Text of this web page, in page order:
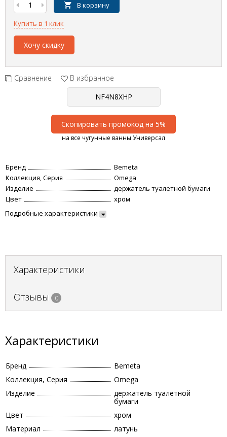
В корзину
Купить в 1 клик
Хочу скидку
Сравнение В избранное
Скопировать промокод на 5%
на все чугунные ванны Универсал
Бренд
Bemeta
Коллекция, Серия
Omega
Изделие
держатель туалетной бумаги
Цвет
хром
Подробные характеристики
Характеристики
Отзывы 0
Характеристики
Бренд
Bemeta
Коллекция, Серия
Omega
Изделие
держатель туалетной
бумаги
Цвет
хром
Материал
латунь